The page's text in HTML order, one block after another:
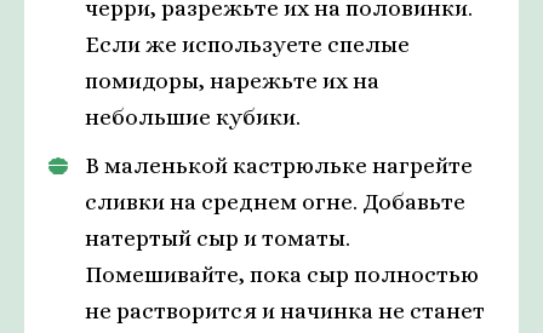
черри, разрежьте их на половинки.
Если же используете спелые
помидоры, нарежьте их на
небольшие кубики.
В маленькой кастрюльке нагрейте
сливки на среднем огне. Добавьте
натертый сыр и томаты.
Помешивайте, пока сыр полностью
не растворится и начинка не станет